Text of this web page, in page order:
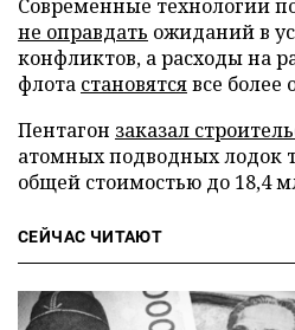
Современные технологии
не оправдать ожиданий в
конфликтов, а расходы на
флота становятсявсе
Пентагон заказал
атомных подводных лодок
общей стоимостью до 18,4
СЕЙЧАС ЧИТАЮТ